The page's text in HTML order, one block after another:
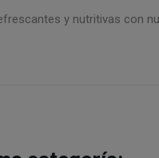
y nutritivas con